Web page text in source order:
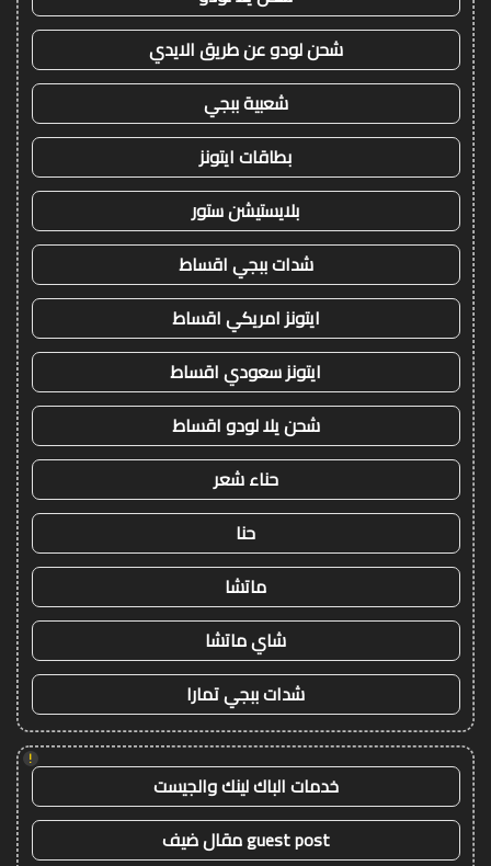
شحن لودو عن طريق الايدي
شعبية ببجي
بطاقات ايتونز
بلايستيشن ستور
شدات ببجي اقساط
ايتونز امريكي اقساط
ايتونز سعودي اقساط
شحن يلا لودو اقساط
حناء شعر
حنا
ماتشا
شاي ماتشا
شدات ببجي تمارا
!
خدمات الباك لينك والجيست
guest post مقال ضيف